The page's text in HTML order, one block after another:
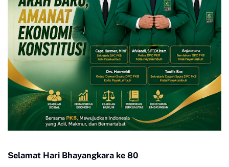
Selamat Hari Bhayangkara ke 80